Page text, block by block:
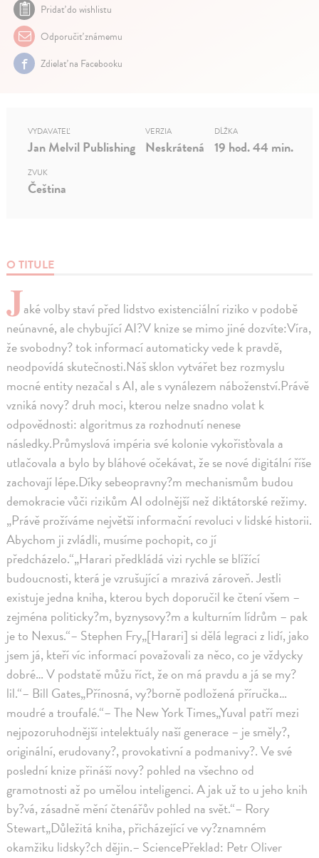
Pridať do wishlistu
Odporučiť známemu
Zdielať na Facebooku
O TITULE
Jaké volby staví před lidstvo existenciální riziko v podobě
neúnavné, ale chybující AI?V knize se mimo jiné dozvíte:Víra,
že svobodny? tok informací automaticky vede k pravdě,
neodpovídá skutečnosti.Náš sklon vytvářet bez rozmyslu
mocné entity nezačal s AI, ale s vynálezem náboženství.Právě
vzniká novy? druh moci, kterou nelze snadno volat k
odpovědnosti: algoritmus za rozhodnutí nenese
následky.Průmyslová impéria své kolonie vykořisťovala a
utlačovala a bylo by bláhové očekávat, že se nové digitální říše
zachovají lépe.Díky sebeopravny?m mechanismům budou
demokracie vůči rizikům AI odolnější než diktátorské režimy.
„Právě prožíváme největší informační revoluci v lidské historii.
Abychom ji zvládli, musíme pochopit, co jí
předcházelo.“„Harari předkládá vizi rychle se blížící
budoucnosti, která je vzrušující a mrazivá zároveň. Jestli
existuje jedna kniha, kterou bych doporučil ke čtení všem –
zejména politicky?m, byznysovy?m a kulturním lídrům – pak
je to Nexus.“– Stephen Fry„[Harari] si dělá legraci z lidí, jako
jsem já, kteří víc informací považovali za něco, co je vždycky
dobré… V podstatě můžu říct, že on má pravdu a já se my?
lil.“– Bill Gates„Přínosná, vy?borně podložená příručka…
moudré a troufalé.“– The New York Times„Yuval patří mezi
nejpozoruhodnější intelektuály naší generace – je směly?,
originální, erudovany?, provokativní a podmanivy?. Ve své
poslední knize přináší novy? pohled na všechno od
gramotnosti až po umělou inteligenci. A jak už to u jeho knih
by?vá, zásadně mění čtenářův pohled na svět.“– Rory
Stewart„Důležitá kniha, přicházející ve vy?znamném
okamžiku lidsky?ch dějin.– SciencePřeklad: Petr Oliver
VYDAVATEĽ
Jan Melvil Publishing
VERZIA
Neskrátená
DĹŽKA
19 hod. 44 min.
ZVUK
Čeština